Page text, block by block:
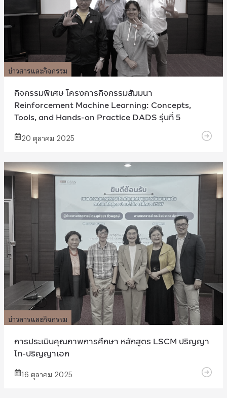
ข่าวสารและกิจกรรม
กิจกรรมพิเศษ โครงการกิจกรรมสัมมนา
Reinforcement Machine Learning: Concepts,
Tools, and Hands-on Practice DADS รุ่นที่ 5
20 ตุลาคม 2025
ข่าวสารและกิจกรรม
การประเมินคุณภาพการศึกษา หลักสูตร LSCM ปริญญา
โท-ปริญญาเอก
16 ตุลาคม 2025